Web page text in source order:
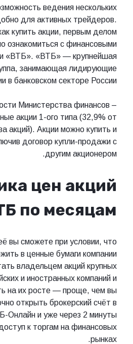
ведения нескольких
для активных трейдеров.
купить акции, первым делом
ознакомиться с финансовыми
«ВТБ». «ВТБ» — крупнейшая
занимающая лидирующие
в банковском секторе России.
Министерства финансов –
акции 1-ого типа (32,9% от
акций). Акции можно купить и
договор купли-продажи с
другим акционером.
цен акций
по месяцам
вы сможете при условии, что
в ценные бумаги компании
владельцем акций крупных
и иностранных компаний и
на их росте — проще, чем вы
открыть брокерский счёт в
Онлайн и уже через 2 минуты
к торгам на финансовых
рынках.